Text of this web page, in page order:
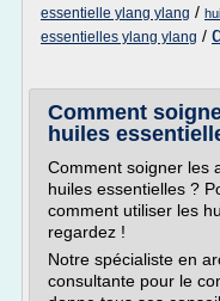
essentielle ylang ylang /
essentielles ylang ylang /
Comment
huiles
Comment soigner les
huiles essentielles ?
comment utiliser les
regardez !
Notre spécialiste en
consultante pour le